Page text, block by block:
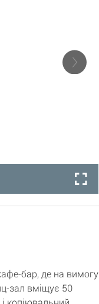
бар, де на вимогу
зал вміщує 50